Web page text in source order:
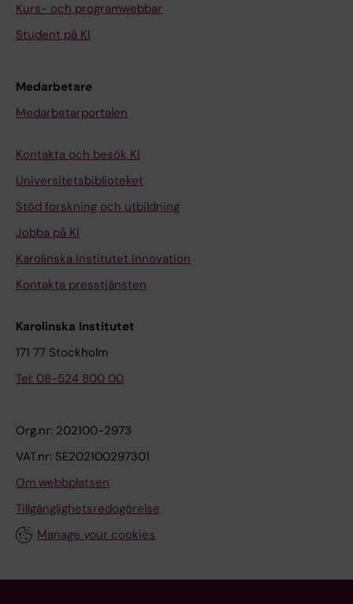
Kurs- och programwebbar
Student på KI
Medarbetare
Medarbetarportalen
Kontakta och besök KI
Universitetsbiblioteket
Stöd forskning och utbildning
Jobba på KI
Karolinska Institutet Innovation
Kontakta presstjänsten
Karolinska Institutet
171 77 Stockholm
Tel: 08-524 800 00
Org.nr: 202100-2973
VAT.nr: SE202100297301
Om webbplatsen
Tillgänglighetsredogörelse
Manage your cookies